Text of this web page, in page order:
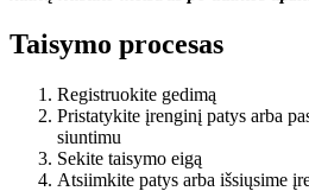
Taisymo procesas
Registruokite gedimą
Pristatykite įrenginį patys arba
siuntimu
Sekite taisymo eigą
Atsiimkite patys arba išsiųsime